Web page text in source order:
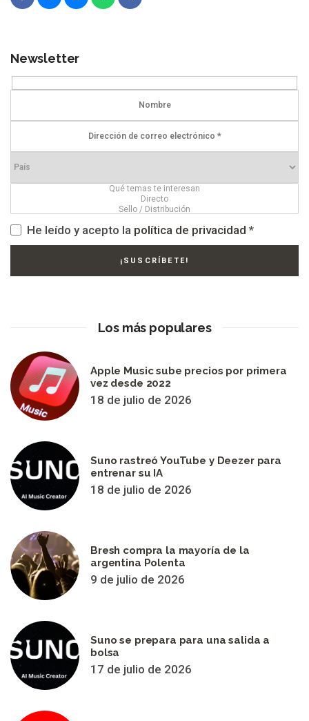
Newsletter
He leído y acepto la política de privacidad *
Los más populares
Apple Music sube precios por primera
vez desde 2022
18 de julio de 2026
Suno rastreó YouTube y Deezer para
entrenar su IA
18 de julio de 2026
Bresh compra la mayoría de la
argentina Polenta
9 de julio de 2026
Suno se prepara para una salida a
bolsa
17 de julio de 2026